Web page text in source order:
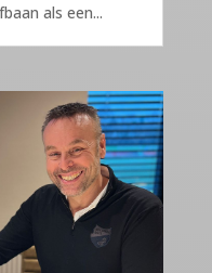
als een...